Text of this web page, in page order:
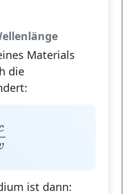
Materials
die
ist dann: